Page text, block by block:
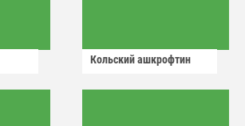
Кольский ашкрофтин